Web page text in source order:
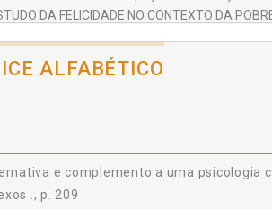
DA FELICIDADE NO CONTEXTO DA
3.1.1 Pressupostos e objetivos do estudo, p. 79
3.1.2 Que escolhas estiveram por detrás da
Procedimentos de análise da informação, p. 97
DESCOBRIMOS, p. 101
ALFABÉTICO
e complemento a uma psicologia
., p. 209